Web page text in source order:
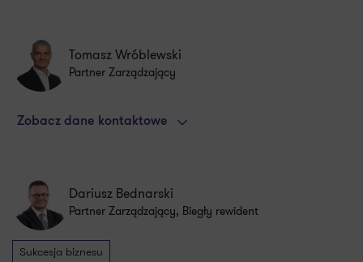
Tomasz Wróblewski
Partner Zarządzający
Zobacz dane kontaktowe
Dariusz Bednarski
Partner Zarządzający, Biegły rewident
Sukcesja biznesu